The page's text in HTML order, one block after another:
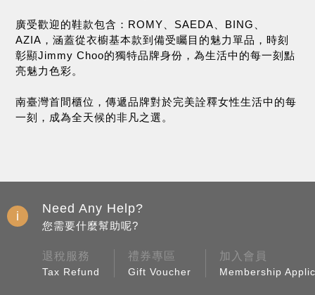
廣受歡迎的鞋款包含：ROMY、SAEDA、BING、
AZIA，涵蓋從衣櫥基本款到備受矚目的魅力單品，時刻
彰顯Jimmy Choo的獨特品牌身份，為生活中的每一刻點
亮魅力色彩。
南臺灣首間櫃位，傳遞品牌對於完美詮釋女性生活中的每
一刻，成為全天候的非凡之選。
Need Any Help?
您需要什麼幫助呢?
退稅服務
Tax Refund
禮券專區
Gift Voucher
加入會員
Membership